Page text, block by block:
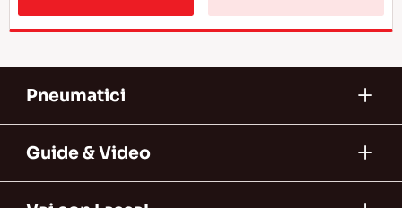
Pneumatici
Guide & Video